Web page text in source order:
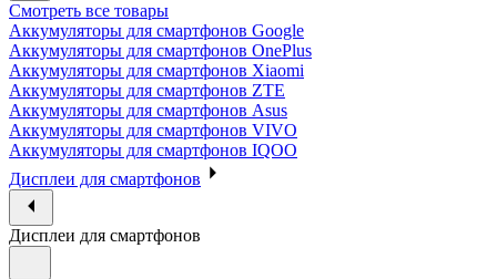
Смотреть все товары
Аккумуляторы для смартфонов Google
Аккумуляторы для смартфонов OnePlus
Аккумуляторы для смартфонов Xiaomi
Аккумуляторы для смартфонов ZTE
Аккумуляторы для cмартфонов Asus
Аккумуляторы для смартфонов VIVO
Аккумуляторы для смартфонов IQOO
Дисплеи для смартфонов
Дисплеи для смартфонов